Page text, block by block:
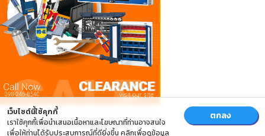
เว็บไซต์นี้ใช้คุกกี้
เราใช้คุกกี้เพื่อนำเสนอเนื้อหาและโฆษณาที่ท่านอาจสนใจ
เพื่อให้ท่านได้รับประสบการณ์ที่ดียิ่งขึ้น คลิกเพื่อดูข้อมูล
ตกลง